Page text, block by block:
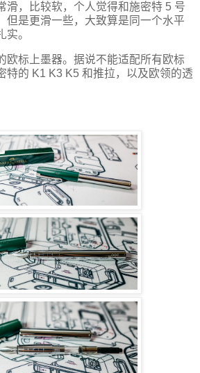
滑，比较软，个人觉得和施密特 5 号
但是更滑一些，大致算是同一个水平
。
欧标上墨器。据说不能适配所有欧标
特的 K1 K3 K5 和推拉，以及欧领的透